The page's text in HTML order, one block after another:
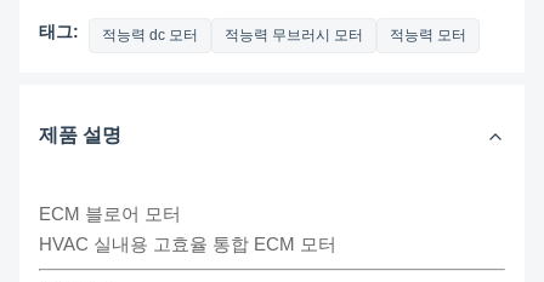
태그: 적능력 dc 모터 적능력 무브러시 모터 적능력 모터
제품 설명
ECM 블로어 모터
HVAC 실내용 고효율 통합 ECM 모터